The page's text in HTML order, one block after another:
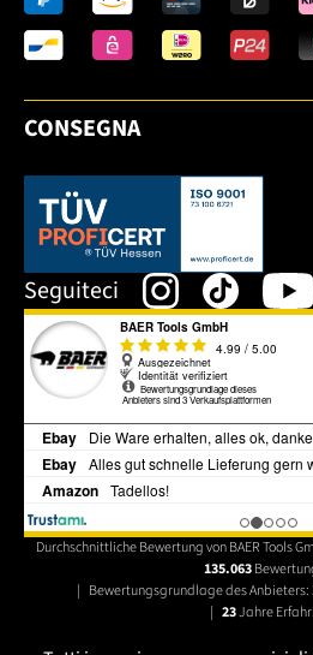
CONSEGNA
Dieser Link öffnet sich in einem
Seguiteci
Durchschnittliche Bewertung von BAER Tools
135.063
| Bewertungsgrundlage des
| 23Jahre